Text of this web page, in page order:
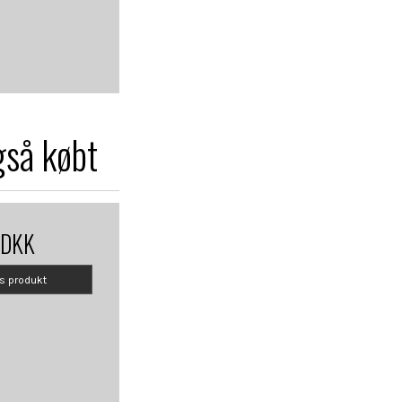
købt
produkt